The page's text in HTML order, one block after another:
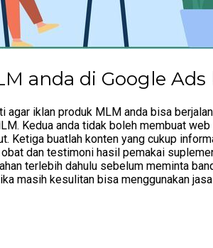
anda di Google Ads
iklan produk MLM anda bisa
Kedua anda tidak boleh membuat
Ketiga buatlah konten yang cukup
dan testimoni hasil pemakai
terlebih dahulu sebelum meminta
masih kesulitan bisa menggunakan